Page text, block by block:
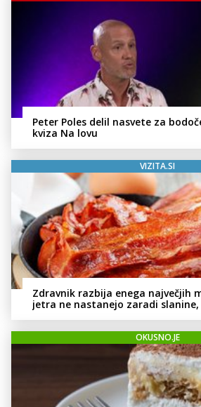
Peter Poles delil nasvete za
kviza Na lovu
VIZITA.SI
Zdravnik razbija enega največjih
jetra ne nastanejo zaradi
OKUSNO.JE